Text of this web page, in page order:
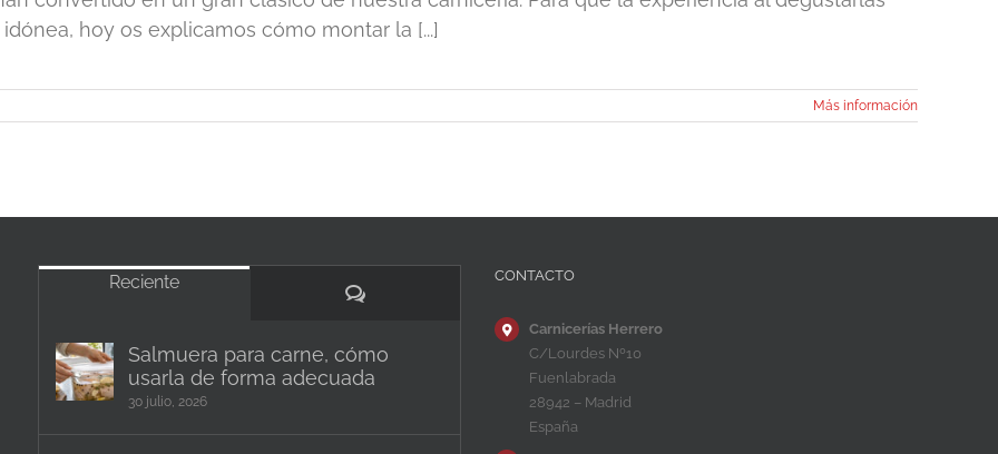
idónea, hoy os explicamos cómo montar la [...]
Más información
Reciente
Comentarios
Salmuera para carne, cómo
usarla de forma adecuada
30 julio, 2026
CONTACTO
Carnicerías Herrero
C/Lourdes Nº10
Fuenlabrada
28942 – Madrid
España